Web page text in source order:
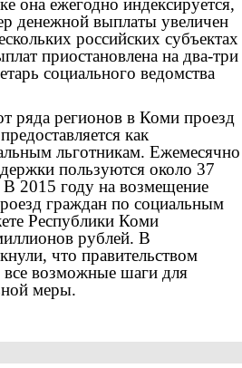
она ежегодно индексируется,
денежной выплаты увеличен
российских субъектах
приостановлена на два-три
социального ведомства
ряда регионов в Коми проезд
как
льготникам. Ежемесячно
пользуются около 37
2015 году на возмещение
граждан по социальным
Республики Коми
рублей. В
что правительством
возможные шаги для
меры.